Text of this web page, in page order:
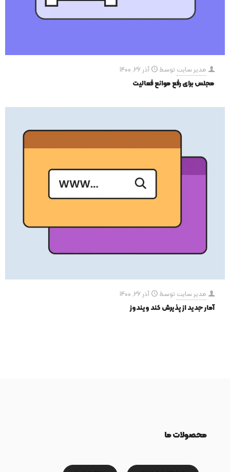
مدیر سایت توسط
آذر 26, 1400
مجلس برای رفع موانع فعالیت
مدیر سایت توسط
آذر 26, 1400
آمار جدید از پذیرش کند ویندوز
محصولات ما